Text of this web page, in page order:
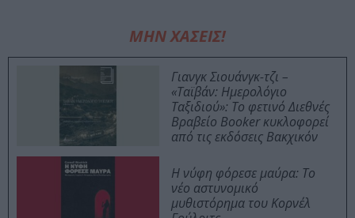
ΜΗΝ ΧΑΣΕΙΣ!
Γιανγκ Σιουάνγκ-τζι –
«Ταϊβάν: Ημερολόγιο
Ταξιδιού»: Το φετινό Διεθνές
Βραβείο Booker κυκλοφορεί
από τις εκδόσεις Βακχικόν
Η νύφη φόρεσε μαύρα: Το
νέο αστυνομικό
μυθιστόρημα του Κορνέλ